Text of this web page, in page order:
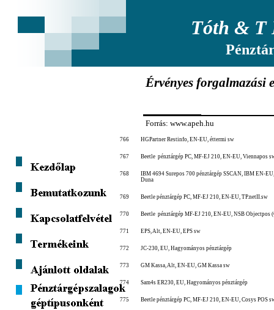
Érvényes forgalmazási
Forrás: www.apeh.hu
Tóth & T
766 HGPartner Restinfo, EN-EU, éttermi sw
767 Beetle pénztárgép PC, MF-EJ 210, EN-EU, Viennapos
768
IBM 4694 Surepos 700 pénztárgép SSCAN, IBM EN-
Duna
769 Beetle pénztárgép PC, MF-EJ 210, EN-EU, TP.netII.sw
770 Beetle pénztárgép MF-EJ 210, EN-EU, NSB Objectpos
771 EPS, Alt, EN-EU, EPS sw
772 JC-230, EU, Hagyományos pénztárgép
773 GM Kassa, Alt, EN-EU, GM Kassa sw
774 Sam4s ER230, EU, Hagyományos pénztárgép
775 Beetle pénztárgép PC, MF-EJ 210, EN-EU, Cosys POS